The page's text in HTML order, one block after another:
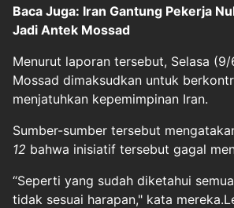
Baca Juga: Iran Gantung Pekerja
Jadi Antek Mossad
Menurut laporan tersebut, Selasa
Mossad dimaksudkan untuk
menjatuhkan kepemimpinan Iran.
Sumber-sumber tersebut
12 bahwa inisiatif tersebut gagal
“Seperti yang sudah diketahui
tidak sesuai harapan," kata